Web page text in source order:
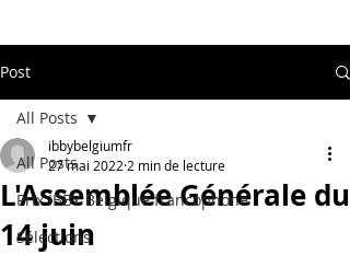
Post
All Posts
Prix IBBY Belgique francophone
Sélections
All Posts
L'Assemblée Générale du
14 juin
ibbybelgiumfr
27 mai 2022 2 min de lecture